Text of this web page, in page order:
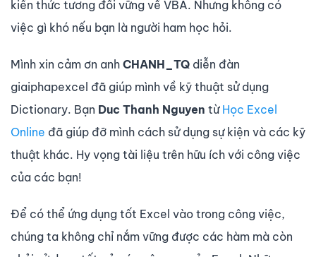
kiến thức tương đối vững về VBA. Nhưng không có
việc gì khó nếu bạn là người ham học hỏi.
Mình xin cảm ơn anh CHANH_TQ diễn đàn
giaiphapexcel đã giúp mình về kỹ thuật sử dụng
Dictionary. Bạn Duc Thanh Nguyen từ Học Excel
Online đã giúp đỡ mình cách sử dụng sự kiện và các kỹ
thuật khác. Hy vọng tài liệu trên hữu ích với công việc
của các bạn!
Để có thể ứng dụng tốt Excel vào trong công việc,
chúng ta không chỉ nắm vững được các hàm mà còn